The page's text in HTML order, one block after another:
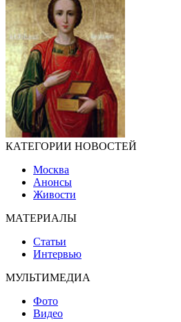
КАТЕГОРИИ НОВОСТЕЙ
Москва
Анонсы
Живости
МАТЕРИАЛЫ
Статьи
Интервью
МУЛЬТИМЕДИА
Фото
Видео